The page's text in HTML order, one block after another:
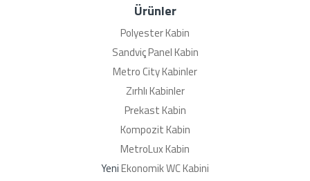
Ürünler
Polyester Kabin
Sandviç Panel Kabin
Metro City Kabinler
Zırhlı Kabinler
Prekast Kabin
Kompozit Kabin
MetroLux Kabin
YeniEkonomik WC Kabini